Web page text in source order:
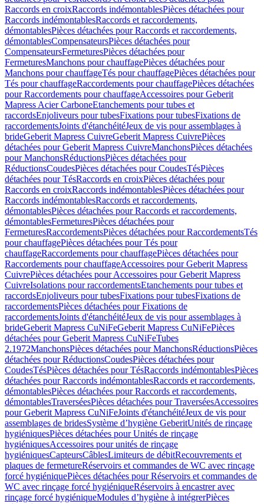
Raccords en croixRaccords indémontablesPièces détachées pour
Raccords indémontablesRaccords et raccordements,
démontablesPièces détachées pour Raccords et raccordements,
démontablesCompensateursPièces détachées pour
CompensateursFermeturesPièces détachées pour
FermeturesManchons pour chauffagePièces détachées pour
Manchons pour chauffageTés pour chauffagePièces détachées pour
Tés pour chauffageRaccordements pour chauffagePièces détachées
pour Raccordements pour chauffageAccessoires pour Geberit
Mapress Acier CarboneEtanchements pour tubes et
raccordsEnjoliveurs pour tubesFixations pour tubesFixations de
raccordementsJoints d'étanchéitéJeux de vis pour assemblages à
brideGeberit Mapress CuivreGeberit Mapress CuivrePièces
détachées pour Geberit Mapress CuivreManchonsPièces détachées
pour ManchonsRéductionsPièces détachées pour
RéductionsCoudesPièces détachées pour CoudesTésPièces
détachées pour TésRaccords en croixPièces détachées pour
Raccords en croixRaccords indémontablesPièces détachées pour
Raccords indémontablesRaccords et raccordements,
démontablesPièces détachées pour Raccords et raccordements,
démontablesFermeturesPièces détachées pour
FermeturesRaccordementsPièces détachées pour RaccordementsTés
pour chauffagePièces détachées pour Tés pour
chauffageRaccordements pour chauffagePièces détachées pour
Raccordements pour chauffageAccessoires pour Geberit Mapress
CuivrePièces détachées pour Accessoires pour Geberit Mapress
CuivreIsolations pour raccordementsEtanchements pour tubes et
raccordsEnjoliveurs pour tubesFixations pour tubesFixations de
raccordementsPièces détachées pour Fixations de
raccordementsJoints d'étanchéitéJeux de vis pour assemblages à
brideGeberit Mapress CuNiFeGeberit Mapress CuNiFePièces
détachées pour Geberit Mapress CuNiFeTubes
2.1972ManchonsPièces détachées pour ManchonsRéductionsPièces
détachées pour RéductionsCoudesPièces détachées pour
CoudesTésPièces détachées pour TésRaccords indémontablesPièces
détachées pour Raccords indémontablesRaccords et raccordements,
démontablesPièces détachées pour Raccords et raccordements,
démontablesTraverséesPièces détachées pour TraverséesAccessoires
pour Geberit Mapress CuNiFeJoints d'étanchéitéJeux de vis pour
assemblages de bridesSystème d’hygiène GeberitUnités de rinçage
hygiéniquesPièces détachées pour Unités de rinçage
hygiéniquesAccessoires pour unités de rinçage
hygiéniquesCapteursCâblesLimiteurs de débitRecouvrements et
plaques de fermetureRéservoirs et commandes de WC avec rinçage
forcé hygiéniquePièces détachées pour Réservoirs et commandes de
WC avec rinçage forcé hygiéniqueRéservoirs à encastrer avec
rinçage forcé hygiéniqueModules d’hygiène à intégrerPièces